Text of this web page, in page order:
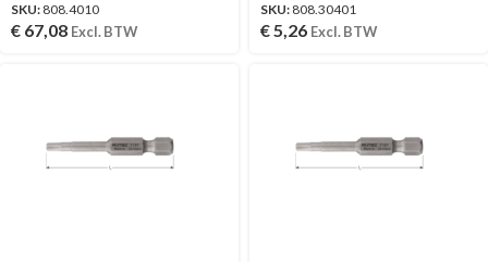
SKU: 808.4010
€ 67,08 Excl. BTW
SKU: 808.30401
€5,26 Excl. BTW